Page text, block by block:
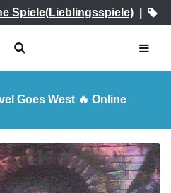
Spiele(Lieblingsspiele)|
Goes West 🔥 Online